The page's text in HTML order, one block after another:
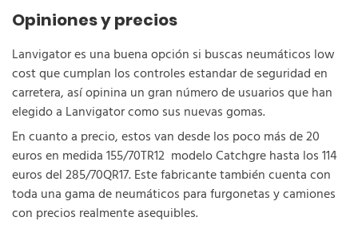
Opiniones y precios
Lanvigator es una buena opción si buscas neumáticos low
cost que cumplan los controles estandar de seguridad en
carretera, así opinina un gran número de usuarios que han
elegido a Lanvigator como sus nuevas gomas.
En cuanto a precio, estos van desde los poco más de 20
euros en medida 155/70TR12 modelo Catchgre hasta los 114
euros del 285/70QR17. Este fabricante también cuenta con
toda una gama de neumáticos para furgonetas y camiones
con precios realmente asequibles.